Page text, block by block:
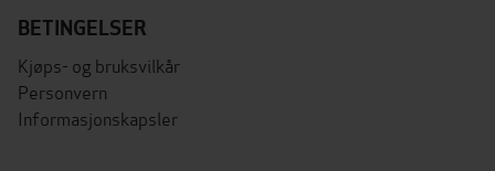
BETINGELSER
Kjøps- og bruksvilkår
Personvern
Informasjonskapsler